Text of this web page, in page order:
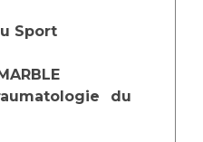
Sport
du